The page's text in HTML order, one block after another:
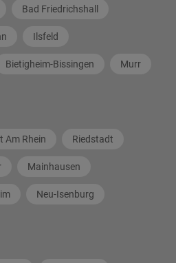
Bad Friedrichshall
Ilsfeld
Bietigheim-Bissingen Murr
Am Rhein Riedstadt
Mainhausen
Neu-Isenburg